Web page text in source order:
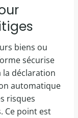
biens ou
sécurise
la déclaration
automatique
risques
Ce point est